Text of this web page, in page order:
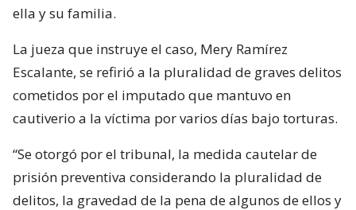
ella y su familia.
La jueza que instruye el caso, Mery Ramírez
Escalante, se refirió a la pluralidad de graves delitos
cometidos por el imputado que mantuvo en
cautiverio a la víctima por varios días bajo torturas.
“Se otorgó por el tribunal, la medida cautelar de
prisión preventiva considerando la pluralidad de
delitos, la gravedad de la pena de algunos de ellos y